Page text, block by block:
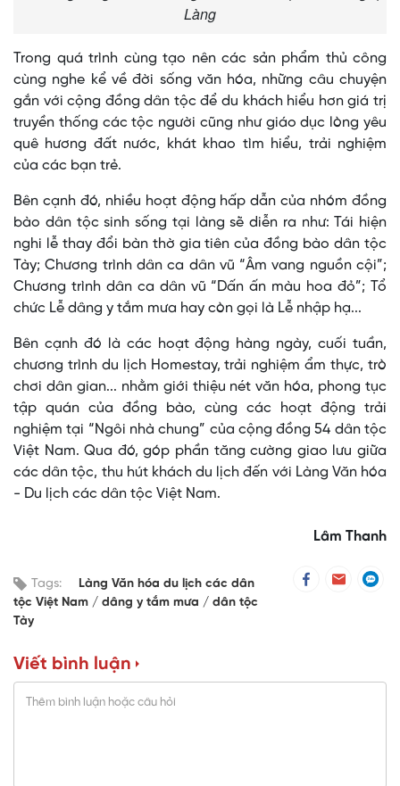
Làng
Trong quá trình cùng tạo nên các sản phẩm thủ công
cùng nghe kể về đời sống văn hóa, những câu chuyện
gắn với cộng đồng dân tộc để du khách hiểu hơn giá trị
truyền thống các tộc người cũng như giáo dục lòng yêu
quê hương đất nước, khát khao tìm hiểu, trải nghiệm
của các bạn trẻ.
Bên cạnh đó, nhiều hoạt động hấp dẫn của nhóm đồng
bào dân tộc sinh sống tại làng sẽ diễn ra như: Tái hiện
nghi lễ thay đổi bàn thờ gia tiên của đồng bào dân tộc
Tày; Chương trình dân ca dân vũ “Âm vang nguồn cội”;
Chương trình dân ca dân vũ “Dấn ấn màu hoa đỏ”; Tổ
chức Lễ dâng y tắm mưa hay còn gọi là Lễ nhập hạ...
Bên cạnh đó là các hoạt động hàng ngày, cuối tuần,
chương trình du lịch Homestay, trải nghiệm ẩm thực, trò
chơi dân gian... nhằm giới thiệu nét văn hóa, phong tục
tập quán của đồng bào, cùng các hoạt động trải
nghiệm tại “Ngôi nhà chung” của cộng đồng 54 dân tộc
Việt Nam. Qua đó, góp phần tăng cường giao lưu giữa
các dân tộc, thu hút khách du lịch đến với Làng Văn hóa
- Du lịch các dân tộc Việt Nam.
Lâm Thanh
Tags:
Làng Văn hóa du lịch các dân
tộc Việt Nam
dâng y tắm mưa
dân tộc
Tày
Viết bình luận